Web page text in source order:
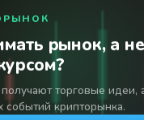
интернет-
сайт
с
Сегодня»
рынок, а
торговые идеи,
крипторынка.